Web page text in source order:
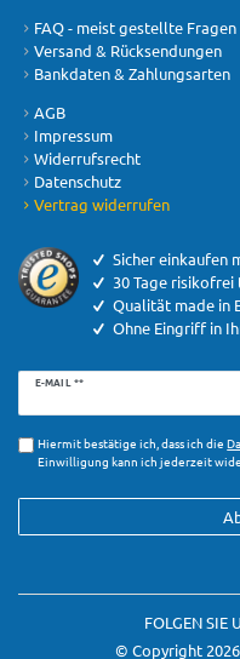
FAQ - meist gestellte Fragen
Versand & Rücksendungen
Bankdaten & Zahlungsarten
AGB
Impressum
Widerrufsrecht
Datenschutz
Vertrag widerrufen
Sicher einkaufen
30 Tage risikofrei
Qualität made in
Ohne Eingriff in
E-MAIL **
Newsletter
Hiermit bestätige ich, dass ich die
Einwilligung kann ich jederzeit
FOLGEN SIE
© Copyright